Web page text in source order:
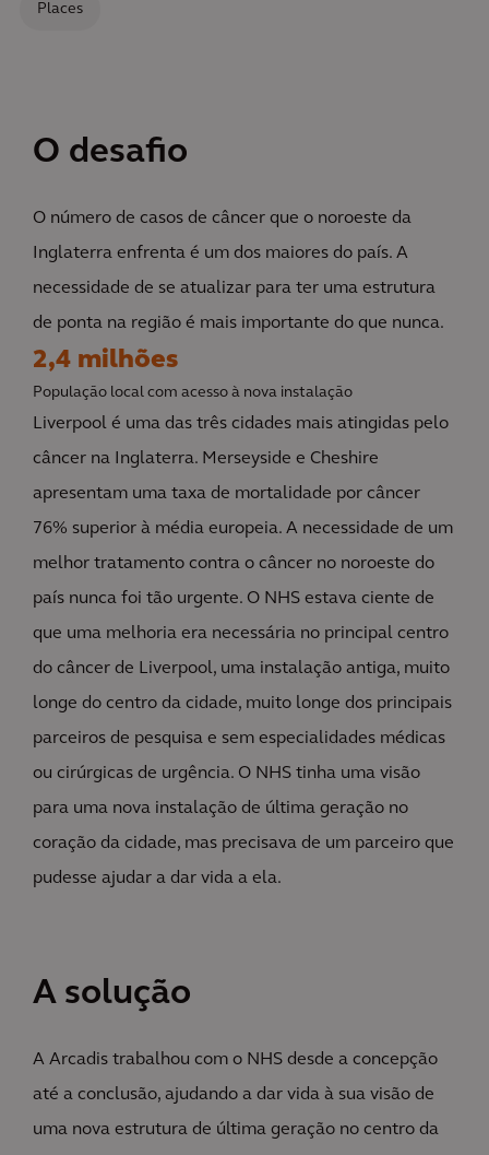
Places
O desafio
O número de casos de câncer que o noroeste da
Inglaterra enfrenta é um dos maiores do país. A
necessidade de se atualizar para ter uma estrutura
de ponta na região é mais importante do que nunca.
2,4 milhões
População local com acesso à nova instalação
Liverpool é uma das três cidades mais atingidas pelo
câncer na Inglaterra. Merseyside e Cheshire
apresentam uma taxa de mortalidade por câncer
76% superior à média europeia. A necessidade de um
melhor tratamento contra o câncer no noroeste do
país nunca foi tão urgente. O NHS estava ciente de
que uma melhoria era necessária no principal centro
do câncer de Liverpool, uma instalação antiga, muito
longe do centro da cidade, muito longe dos principais
parceiros de pesquisa e sem especialidades médicas
ou cirúrgicas de urgência. O NHS tinha uma visão
para uma nova instalação de última geração no
coração da cidade, mas precisava de um parceiro que
pudesse ajudar a dar vida a ela.
A solução
A Arcadis trabalhou com o NHS desde a concepção
até a conclusão, ajudando a dar vida à sua visão de
uma nova estrutura de última geração no centro da